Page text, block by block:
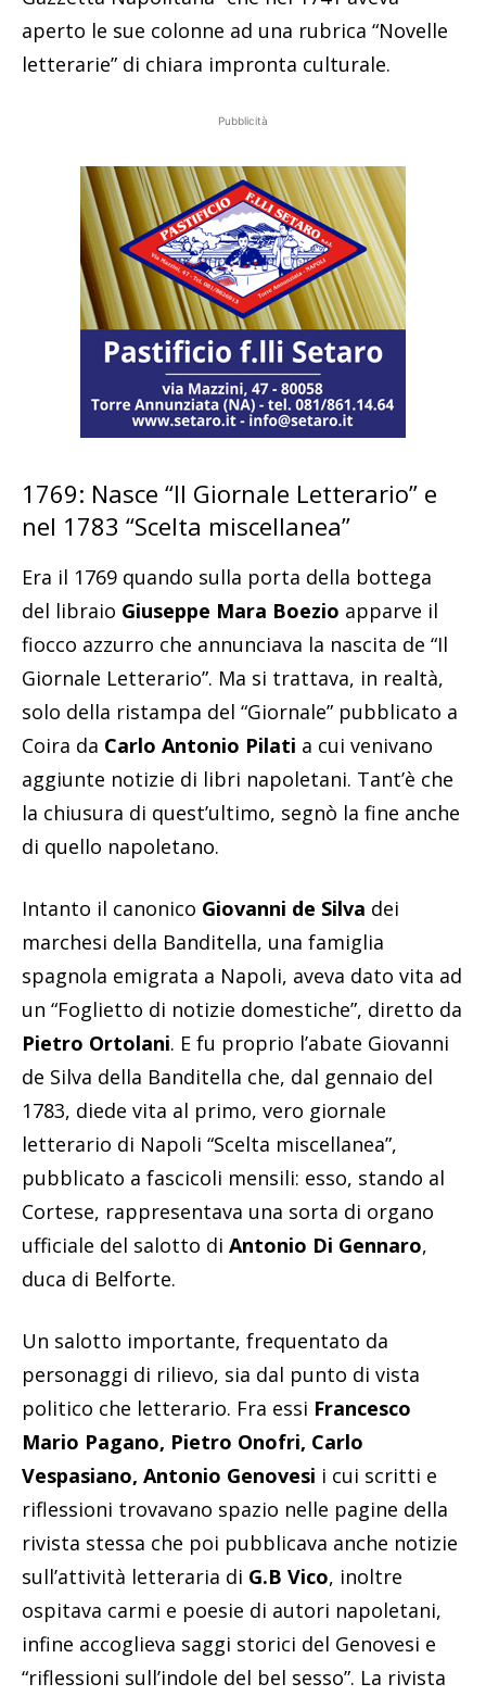
aperto le sue colonne ad una rubrica “Novelle
letterarie” di chiara impronta culturale.
Pubblicità
1769: Nasce “Il Giornale Letterario” e
nel 1783 “Scelta miscellanea”
Era il 1769 quando sulla porta della bottega
del libraio Giuseppe Mara Boezio apparve il
fiocco azzurro che annunciava la nascita de “Il
Giornale Letterario”. Ma si trattava, in realtà,
solo della ristampa del “Giornale” pubblicato a
Coira da Carlo Antonio Pilati a cui venivano
aggiunte notizie di libri napoletani. Tant’è che
la chiusura di quest’ultimo, segnò la fine anche
di quello napoletano.
Intanto il canonico Giovanni de Silva dei
marchesi della Banditella, una famiglia
spagnola emigrata a Napoli, aveva dato vita ad
un “Foglietto di notizie domestiche”, diretto da
Pietro Ortolani. E fu proprio l’abate Giovanni
de Silva della Banditella che, dal gennaio del
1783, diede vita al primo, vero giornale
letterario di Napoli “Scelta miscellanea”,
pubblicato a fascicoli mensili: esso, stando al
Cortese, rappresentava una sorta di organo
ufficiale del salotto di Antonio Di Gennaro,
duca di Belforte.
Un salotto importante, frequentato da
personaggi di rilievo, sia dal punto di vista
politico che letterario. Fra essi Francesco
Mario Pagano, Pietro Onofri, Carlo
Vespasiano, Antonio Genovesi i cui scritti e
riflessioni trovavano spazio nelle pagine della
rivista stessa che poi pubblicava anche notizie
sull’attività letteraria di G.B Vico, inoltre
ospitava carmi e poesie di autori napoletani,
infine accoglieva saggi storici del Genovesi e
“riflessioni sull’indole del bel sesso”. La rivista